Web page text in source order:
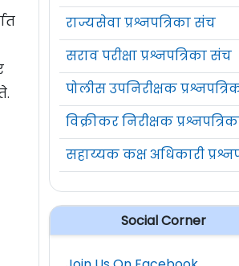
राज्यसेवा प्रश्नपत्रिका संच
सराव परीक्षा प्रश्नपत्रिका संच
पोलीस उपनिरीक्षक
Social Corner